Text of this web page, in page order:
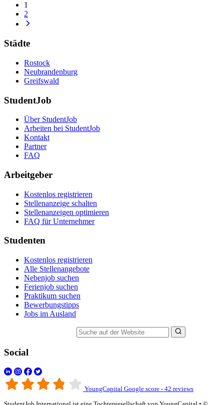
1
2
Städte
Rostock
Neubrandenburg
Greifswald
StudentJob
Über StudentJob
Arbeiten bei StudentJob
Kontakt
Partner
FAQ
Arbeitgeber
Kostenlos registrieren
Stellenanzeige schalten
Stellenanzeigen optimieren
FAQ für Unternehmer
Studenten
Kostenlos registrieren
Alle Stellenangebote
Nebenjob suchen
Ferienjob suchen
Praktikum suchen
Bewerbungstipps
Jobs im Ausland
Social
YoungCapital Google score - 42 reviews